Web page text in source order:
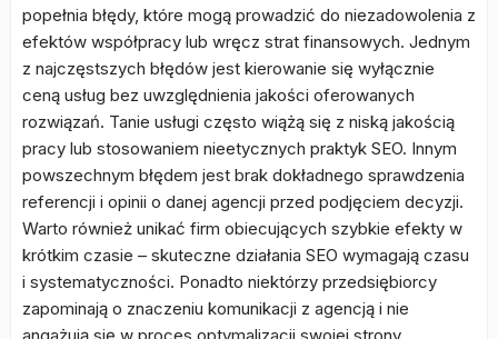
popełnia błędy, które mogą prowadzić do niezadowolenia z
efektów współpracy lub wręcz strat finansowych. Jednym
z najczęstszych błędów jest kierowanie się wyłącznie
ceną usług bez uwzględnienia jakości oferowanych
rozwiązań. Tanie usługi często wiążą się z niską jakością
pracy lub stosowaniem nieetycznych praktyk SEO. Innym
powszechnym błędem jest brak dokładnego sprawdzenia
referencji i opinii o danej agencji przed podjęciem decyzji.
Warto również unikać firm obiecujących szybkie efekty w
krótkim czasie – skuteczne działania SEO wymagają czasu
i systematyczności. Ponadto niektórzy przedsiębiorcy
zapominają o znaczeniu komunikacji z agencją i nie